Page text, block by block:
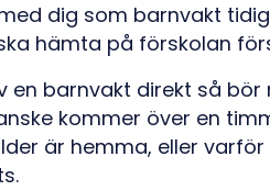
dig som barnvakt
hämta på förskolan
en barnvakt direkt så
kommer över en
är hemma, eller